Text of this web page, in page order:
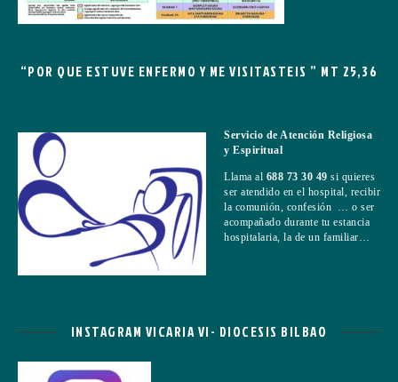
“POR QUE ESTUVE ENFERMO Y ME VISITASTEIS ” MT 25,36
Servicio de Atención Religiosa
y Espiritual
Llama al 688 73 30 49 si quieres
ser atendido en el hospital, recibir
la comunión, confesión … o ser
acompañado durante tu estancia
hospitalaria, la de un familiar…
INSTAGRAM VICARIA VI- DIOCESIS BILBAO